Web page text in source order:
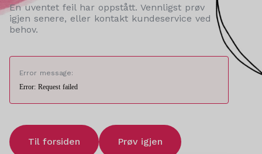
En uventet feil har oppstått. Vennligst prøv
igjen senere, eller kontakt kundeservice ved
behov.
Error message:
Error: Request failed
Til forsiden Prøv igjen